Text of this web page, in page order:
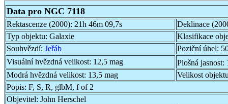
Data pro NGC 7118
Rektascenze (2000): 21h 46m 09,7s
Deklinace
Typ objektu: Galaxie
Klasifikace
Souhvězdí: Jeřáb Poziční úhel:
Visuální hvězdná velikost: 12,5 mag Plošná jasnost:
Modrá hvězdná velikost: 13,5 mag
Velikost
Popis: F, S, R, glbM, f of 2
Objevitel: John Herschel